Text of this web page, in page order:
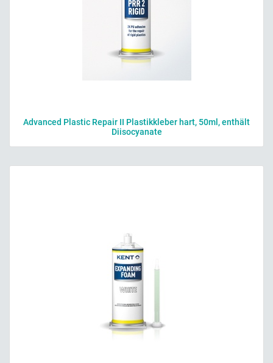
Advanced Plastic Repair II Plastikkleber hart, 50ml, enthält
Diisocyanate